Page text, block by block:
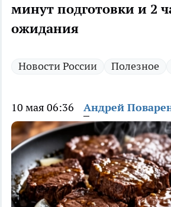
минут подготовки и 2
ожидания
Новости России Полезное
10 мая 06:36 Андрей